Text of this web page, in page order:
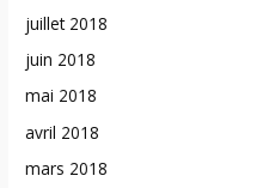
juillet 2018
juin 2018
mai 2018
avril 2018
mars 2018